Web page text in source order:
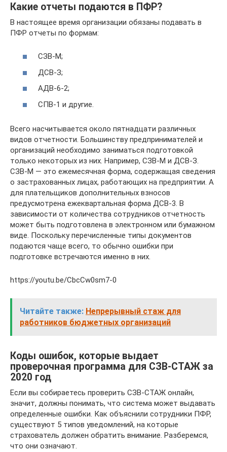
Какие отчеты подаются в ПФР?
В настоящее время организации обязаны подавать в
ПФР отчеты по формам:
СЗВ-М;
ДСВ-З;
АДВ-6-2;
СПВ-1 и другие.
Всего насчитывается около пятнадцати различных
видов отчетности. Большинству предпринимателей и
организаций необходимо заниматься подготовкой
только некоторых из них. Например, СЗВ-М и ДСВ-З.
СЗВ-М — это ежемесячная форма, содержащая сведения
о застрахованных лицах, работающих на предприятии. А
для плательщиков дополнительных взносов
предусмотрена ежеквартальная форма ДСВ-3. В
зависимости от количества сотрудников отчетность
может быть подготовлена в электронном или бумажном
виде. Поскольку перечисленные типы документов
подаются чаще всего, то обычно ошибки при
подготовке встречаются именно в них.
https://youtu.be/CbcCw0sm7-0
Читайте также: Непрерывный стаж для
работников бюджетных организаций
Коды ошибок, которые выдает
проверочная программа для СЗВ-СТАЖ за
2020 год
Если вы собираетесь проверить СЗВ-СТАЖ онлайн,
значит, должны понимать, что система может выдавать
определенные ошибки. Как объяснили сотрудники ПФР,
существуют 5 типов уведомлений, на которые
страхователь должен обратить внимание. Разберемся,
что они означают.